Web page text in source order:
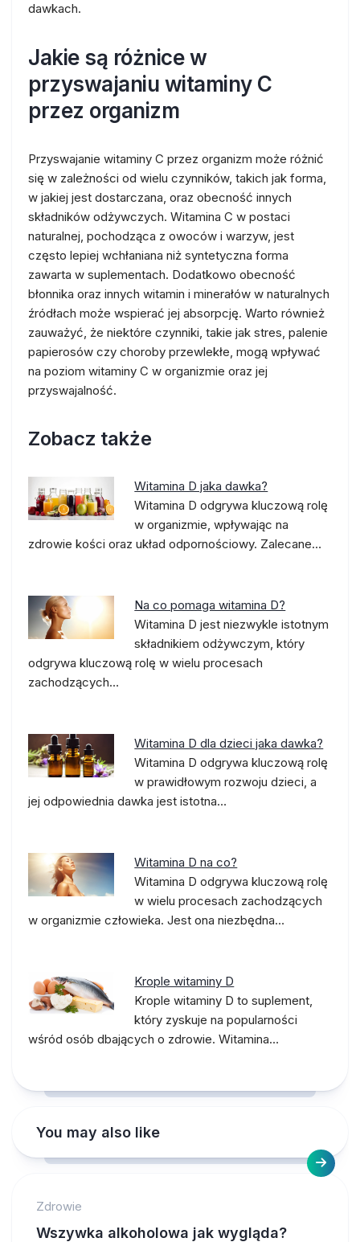
dawkach.
Jakie są różnice w
przyswajaniu witaminy C
przez organizm
Przyswajanie witaminy C przez organizm może różnić
się w zależności od wielu czynników, takich jak forma,
w jakiej jest dostarczana, oraz obecność innych
składników odżywczych. Witamina C w postaci
naturalnej, pochodząca z owoców i warzyw, jest
często lepiej wchłaniana niż syntetyczna forma
zawarta w suplementach. Dodatkowo obecność
błonnika oraz innych witamin i minerałów w naturalnych
źródłach może wspierać jej absorpcję. Warto również
zauważyć, że niektóre czynniki, takie jak stres, palenie
papierosów czy choroby przewlekłe, mogą wpływać
na poziom witaminy C w organizmie oraz jej
przyswajalność.
Zobacz także
Witamina D jaka dawka?
Witamina D odgrywa kluczową rolę
w organizmie, wpływając na
zdrowie kości oraz układ odpornościowy. Zalecane…
Na co pomaga witamina D?
Witamina D jest niezwykle istotnym
składnikiem odżywczym, który
odgrywa kluczową rolę w wielu procesach
zachodzących…
Witamina D dla dzieci jaka dawka?
Witamina D odgrywa kluczową rolę
w prawidłowym rozwoju dzieci, a
jej odpowiednia dawka jest istotna…
Witamina D na co?
Witamina D odgrywa kluczową rolę
w wielu procesach zachodzących
w organizmie człowieka. Jest ona niezbędna…
Krople witaminy D
Krople witaminy D to suplement,
który zyskuje na popularności
wśród osób dbających o zdrowie. Witamina…
You may also like
Zdrowie
Wszywka alkoholowa jak wygląda?